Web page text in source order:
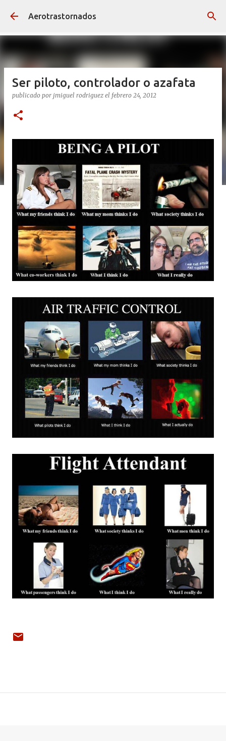
Ir al contenido principal
Aerotrastornados
Ser piloto, controlador o azafata
publicado por jmiguel rodriguez el febrero 24, 2012